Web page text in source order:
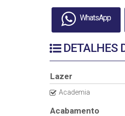
WhatsApp
DETALHES
Lazer
Academia
Acabamento